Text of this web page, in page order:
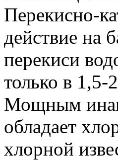
Перекисно-
действие на
перекиси
только в 1,5-
Мощным
обладает
хлорной